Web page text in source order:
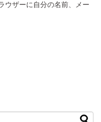
ウザーに自分の名前、メー